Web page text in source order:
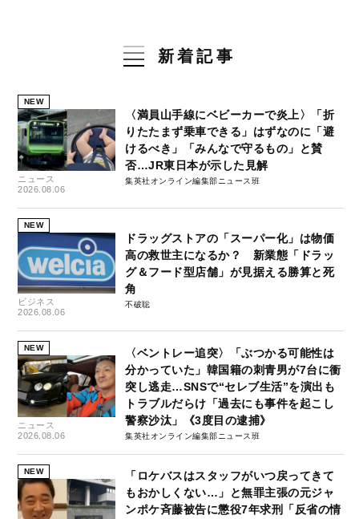
新着記事
NEW
ニュース
2026.08.06
〈満員山手線にベビーカーで炎上〉「折
りたたまず乗車できる」はずなのに「避
けるべき」「みんなで守るもの」と賛
否…JR東日本が示した見解
集英社オンライン編集部ニュース班
NEW
ビジネス
2026.08.06
ドラッグストアの「スーパー化」は物価
高の救世主になるか？ 新業態「ドラッ
グ＆フード型店舗」が見据える勝算と死
角
不破聡
NEW
ニュース
2026.08.06
〈ベントレー追突〉「ぶつかる可能性は
分かっていた」韓国籍の刺青男が7台に衝
突し逃走…SNSで“セレブ生活”を演出も
トラブルだらけ「過去にも事件を起こし
警察沙汰」《3度目の逮捕》
集英社オンライン編集部ニュース班
NEW
「ロケバスはスタッフがいつ戻ってきて
もおかしくない…」と無罪主張の元ジャ
ンポケ斉藤被告に懲役7年求刑「反省の情